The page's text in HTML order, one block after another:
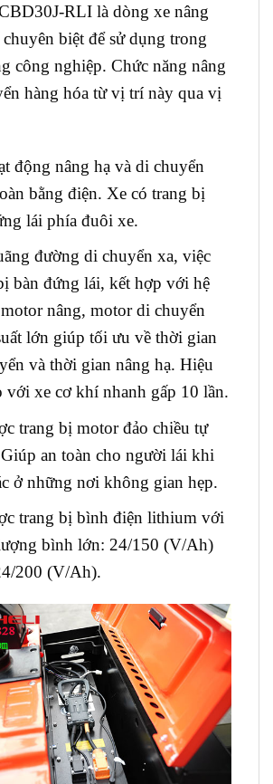
RLI là dòng xe nâng
biệt để sử dụng trong
công nghiệp. Chức năng nâng
hàng hóa từ vị trí này qua vị
động nâng hạ và di chuyển
bằng điện. Xe có trang bị
lái phía đuôi xe.
đường di chuyển xa, việc
bàn đứng lái, kết hợp với hệ
nâng, motor di chuyển
lớn giúp tối ưu về thời gian
và thời gian nâng hạ. Hiệu
với xe cơ khí nhanh gấp 10 lần.
trang bị motor đảo chiều tự
an toàn cho người lái khi
ở những nơi không gian hẹp.
trang bị bình điện lithium với
bình lớn: 24/150 (V/Ah)
200 (V/Ah).